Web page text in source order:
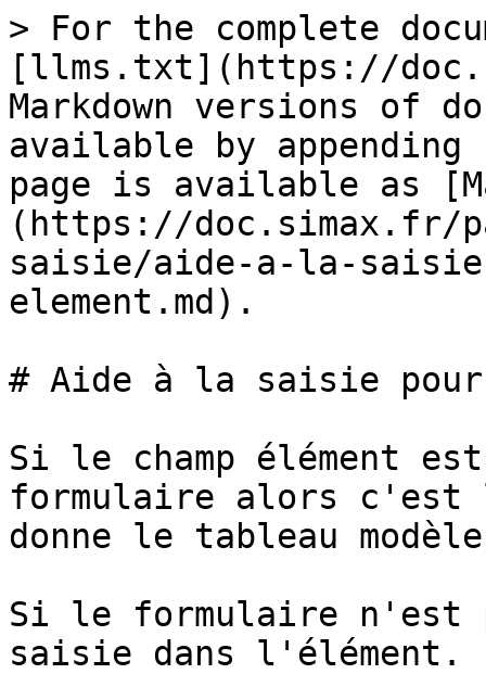
> For the complete
[llms.txt](https://
Markdown versions of
available by
page is available as
(https://doc.simax.fr/
saisie/aide-a-la-
element.md).
# Aide à la saisie pour
Si le champ élément
formulaire alors c'est
donne le tableau
Si le formulaire n'est
saisie dans l'élément.